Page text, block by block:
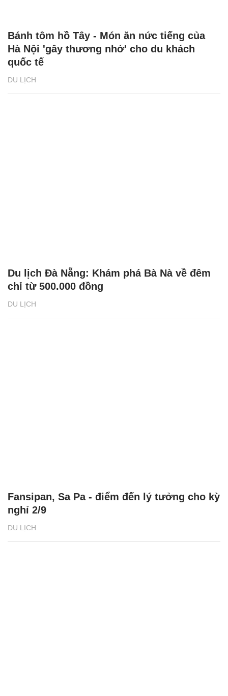
DU LỊCH
Bánh tôm hồ Tây - Món ăn nức tiếng của
Hà Nội 'gây thương nhớ' cho du khách
quốc tế
DU LỊCH
Du lịch Đà Nẵng: Khám phá Bà Nà về đêm
chỉ từ 500.000 đồng
DU LỊCH
Fansipan, Sa Pa - điểm đến lý tưởng cho kỳ
nghỉ 2/9